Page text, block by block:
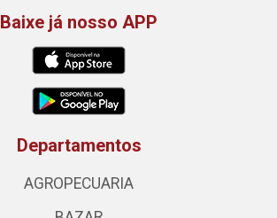
Baixe já nosso APP
Departamentos
AGROPECUARIA